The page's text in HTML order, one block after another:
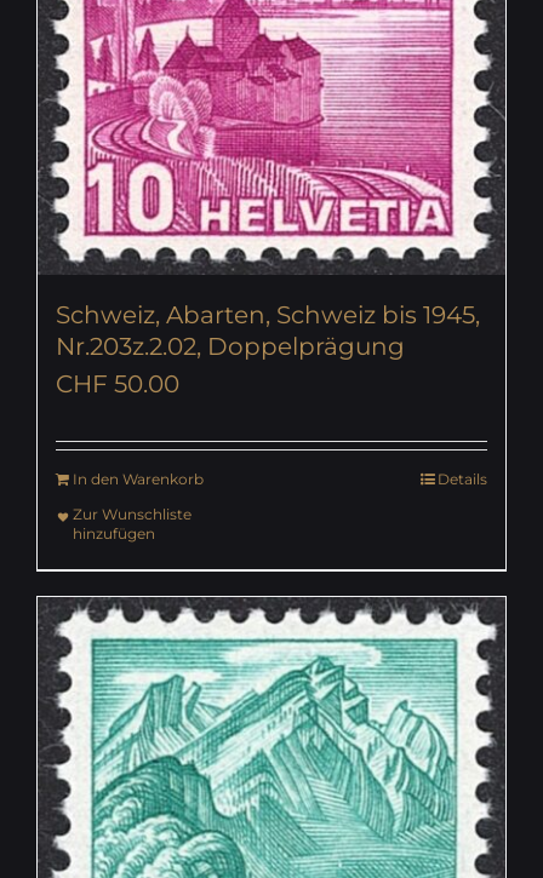
Schweiz, Abarten, Schweiz bis 1945,
Nr.203z.2.02, Doppelprägung
CHF 50.00
In den Warenkorb
Details
Zur Wunschliste
hinzufügen